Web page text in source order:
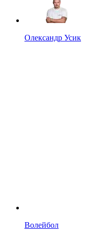
Олександр Усик
Волейбол